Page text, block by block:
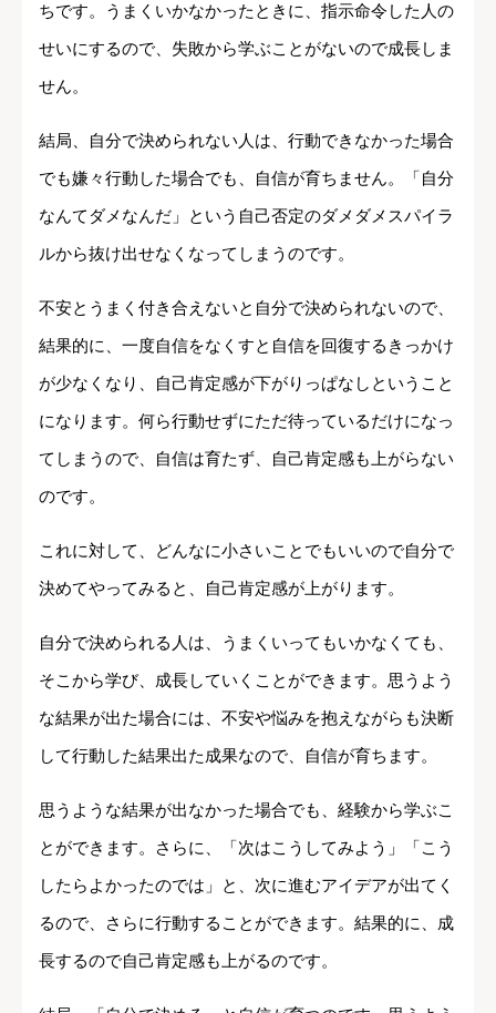
ちです。うまくいかなかったときに、指示命令した人の
せいにするので、失敗から学ぶことがないので成長しま
せん。
結局、自分で決められない人は、行動できなかった場合
でも嫌々行動した場合でも、自信が育ちません。「自分
なんてダメなんだ」という自己否定のダメダメスパイラ
ルから抜け出せなくなってしまうのです。
不安とうまく付き合えないと自分で決められないので、
結果的に、一度自信をなくすと自信を回復するきっかけ
が少なくなり、自己肯定感が下がりっぱなしということ
になります。何ら行動せずにただ待っているだけになっ
てしまうので、自信は育たず、自己肯定感も上がらない
のです。
これに対して、どんなに小さいことでもいいので自分で
決めてやってみると、自己肯定感が上がります。
自分で決められる人は、うまくいってもいかなくても、
そこから学び、成長していくことができます。思うよう
な結果が出た場合には、不安や悩みを抱えながらも決断
して行動した結果出た成果なので、自信が育ちます。
思うような結果が出なかった場合でも、経験から学ぶこ
とができます。さらに、「次はこうしてみよう」「こう
したらよかったのでは」と、次に進むアイデアが出てく
るので、さらに行動することができます。結果的に、成
長するので自己肯定感も上がるのです。